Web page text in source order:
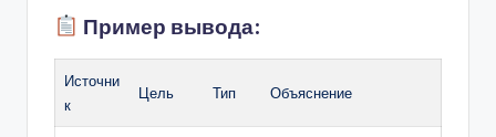
Пример вывода:
Источни
к
Цель Тип Объяснение